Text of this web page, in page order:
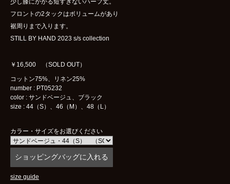
少し膝にかかる短すぎないハーフ丈。
フロントの2タックはボリュームがあり
裾周りまで入ります。
STILL BY HAND 2023 s/s collection
￥16,500 （SOLD OUT）
コットン75%、リネン25%
number : PT05232
color : サンドベージュ、ブラック
size : 44（S）、46（M）、48（L）
カラー・サイズをお選びください
size guide